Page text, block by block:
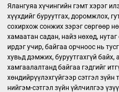
Ялангуяа хүчингийн гэмт хэрэг
хүүхдийг буруутгах, доромжлох,
сохирхож сонжих зэрэг сөргөөр
хамаатан садан, найз нөхөд,
ирдэг учир, байгаа орчноос нь
хувьд дэмжих, буруутгахгүй байх,
хамгаалалтанд байгаа гэдгийг
хөндийрүүлэхгүйгээр сэтгэл
нийгэм-сэтгэл зүйн үйлчилгээ